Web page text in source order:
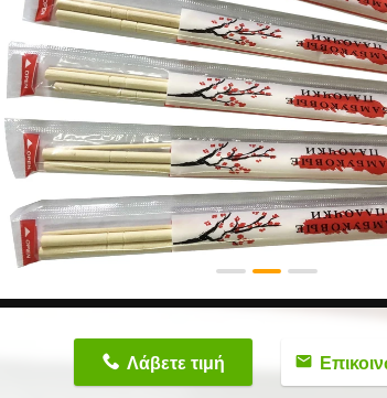
Λάβετε τιμή